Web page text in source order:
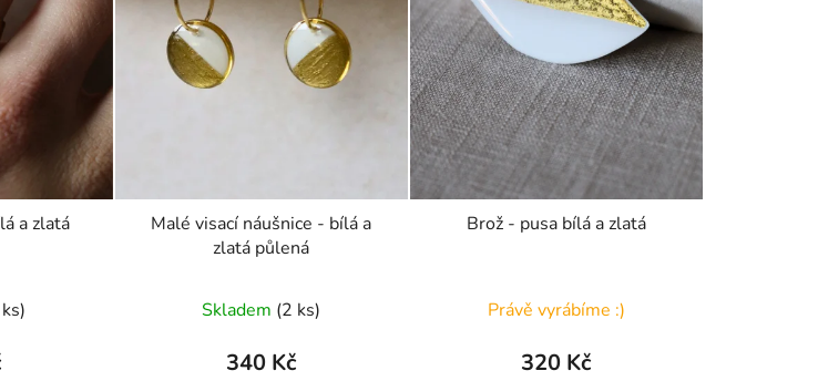
a zlatá
Malé visací náušnice - bílá a
zlatá půlená
Skladem (2 ks)
340 Kč
Brož - pusa bílá a zlatá
Právě vyrábíme :)
320 Kč